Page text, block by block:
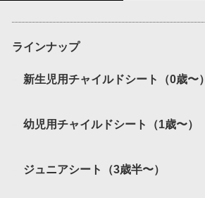
ラインナップ
新生児用チャイルドシート（0歳〜）
幼児用チャイルドシート（1歳〜）
ジュニアシート（3歳半〜）